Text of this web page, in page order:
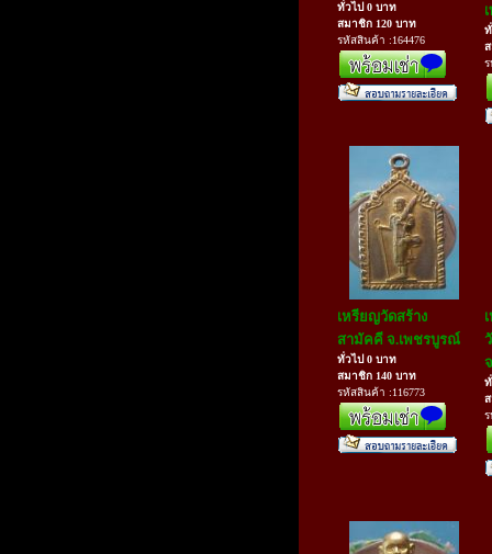
ทั่วไป 0 บาท
สมาชิก 120 บาท
รหัสสินค้า :164476
เหรียญวัดสร้าง
สามัคคี จ.เพชรบูรณ์
ทั่วไป 0 บาท
สมาชิก 140 บาท
รหัสสินค้า :116773